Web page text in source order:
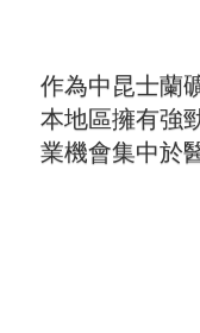
作為中昆士蘭
本地區擁有強
業機會集中於